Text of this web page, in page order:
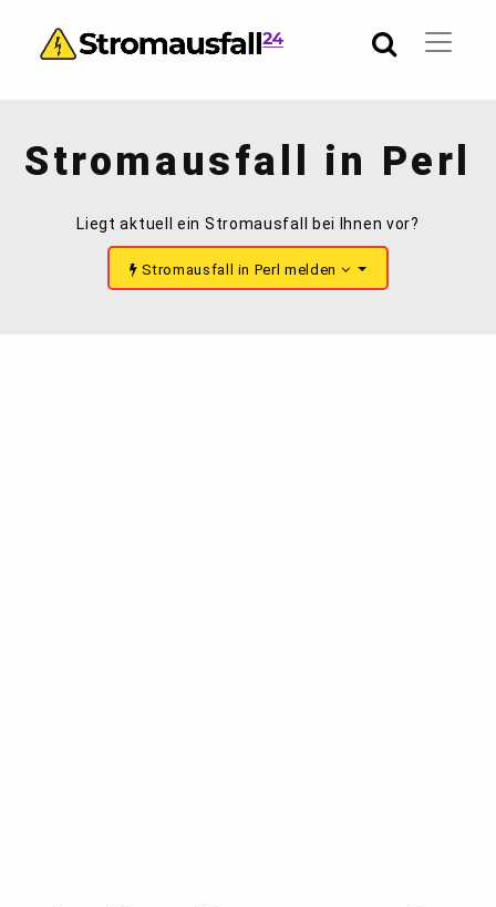
Stromausfall in Perl
Liegt aktuell ein Stromausfall bei Ihnen vor?
Stromausfall in Perl melden